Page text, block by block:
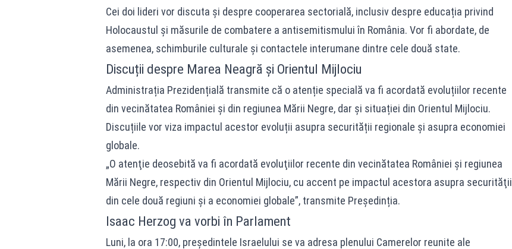
Cei doi lideri vor discuta și despre cooperarea sectorială, inclusiv despre educația privind
Holocaustul și măsurile de combatere a antisemitismului în România. Vor fi abordate, de
asemenea, schimburile culturale și contactele interumane dintre cele două state.
Discuții despre Marea Neagră și Orientul Mijlociu
Administrația Prezidențială transmite că o atenție specială va fi acordată evoluțiilor recente
din vecinătatea României și din regiunea Mării Negre, dar și situației din Orientul Mijlociu.
Discuțiile vor viza impactul acestor evoluții asupra securității regionale și asupra economiei
globale.
„O atenţie deosebită va fi acordată evoluţiilor recente din vecinătatea României şi regiunea
Mării Negre, respectiv din Orientul Mijlociu, cu accent pe impactul acestora asupra securităţii
din cele două regiuni şi a economiei globale”, transmite Președinția.
Isaac Herzog va vorbi în Parlament
Luni, la ora 17:00, președintele Israelului se va adresa plenului Camerelor reunite ale